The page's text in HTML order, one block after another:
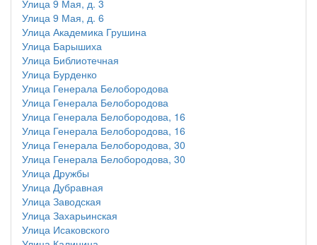
Улица 9 Мая, д. 3
Улица 9 Мая, д. 6
Улица Академика Грушина
Улица Барышиха
Улица Библиотечная
Улица Бурденко
Улица Генерала Белобородова
Улица Генерала Белобородова
Улица Генерала Белобородова, 16
Улица Генерала Белобородова, 16
Улица Генерала Белобородова, 30
Улица Генерала Белобородова, 30
Улица Дружбы
Улица Дубравная
Улица Заводская
Улица Захарьинская
Улица Исаковского